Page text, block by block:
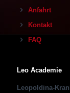
Anfahrt
Kontakt
FAQ
Leo Academie
Leopoldina-